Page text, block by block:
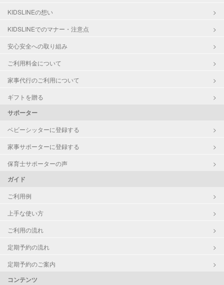
KIDSLINEの想い
KIDSLINEでのマナー・注意点
安心安全への取り組み
ご利用料金について
家事代行のご利用について
ギフトを贈る
サポーター
ベビーシッターに登録する
家事サポーターに登録する
保育士サポーターの声
ガイド
ご利用例
上手な使い方
ご利用の流れ
定期予約の流れ
定期予約のご案内
コンテンツ